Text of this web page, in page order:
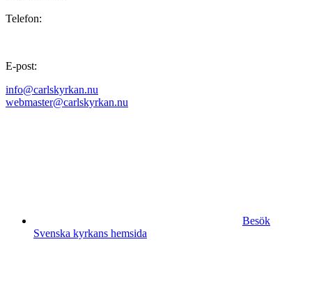
Telefon:
E-post:
info@carlskyrkan.nu
webmaster@carlskyrkan.nu
Besök
Svenska kyrkans hemsida